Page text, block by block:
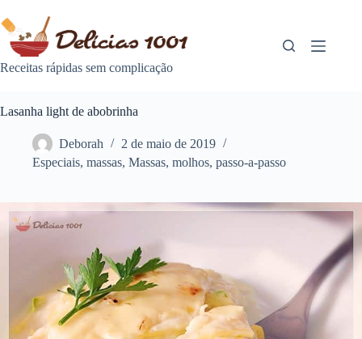
para
conteúdo
Receitas rápidas sem complicação
Lasanha light de abobrinha
Deborah
2 de maio de 2019
Especiais, massas, Massas, molhos, passo-a-passo